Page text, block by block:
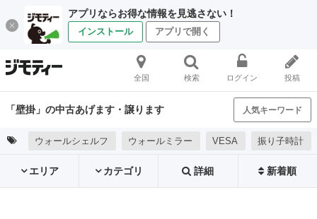
アプリならお得な情報を見逃さない！
インストール アプリで開く
全国 検索 ログイン 投稿
「壁掛」の中古あげます・譲ります 人気キーワード
ウォールシェルフ ウォールミラー VESA 振り子時計
エリア カテゴリ 詳細 新着順